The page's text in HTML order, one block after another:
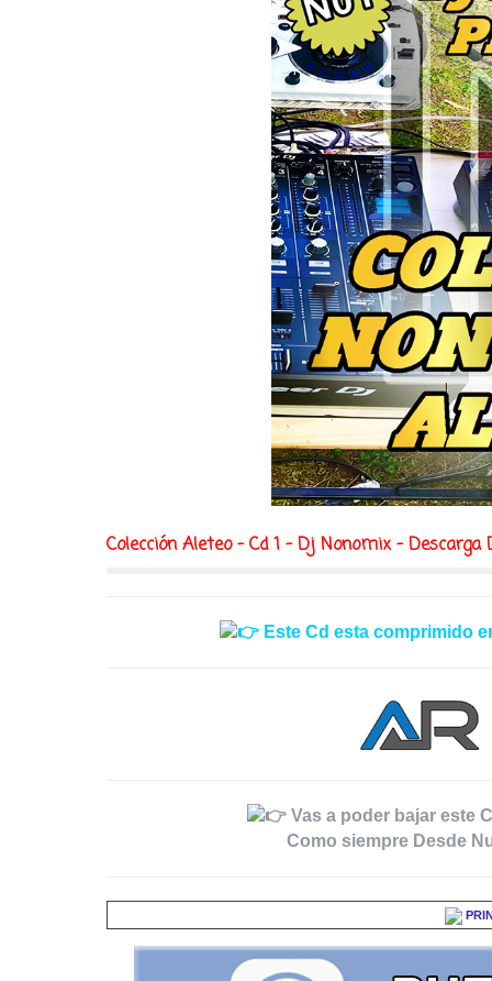
Colección Aleteo - Cd 1 - Dj Nonomix - Descarga
Este Cd esta comprimido
Vas a poder bajar este
Como siempre Desde